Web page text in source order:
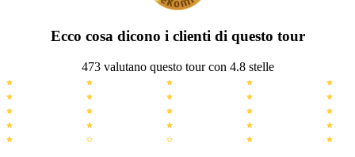
Ecco cosa dicono i clienti di questo tour
473 valutano questo tour con 4.8 stelle